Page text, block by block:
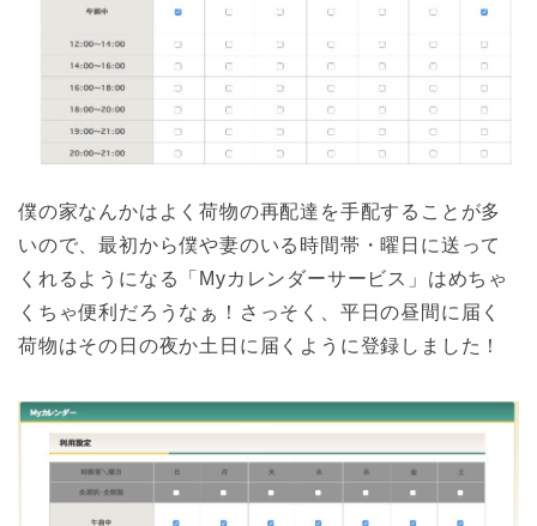
僕の家なんかはよく荷物の再配達を手配することが多
いので、最初から僕や妻のいる時間帯・曜日に送って
くれるようになる「Myカレンダーサービス」はめちゃ
くちゃ便利だろうなぁ！さっそく、平日の昼間に届く
荷物はその日の夜か土日に届くように登録しました！